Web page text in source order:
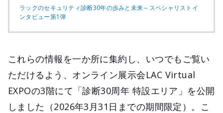
ラックのセキュリティ診断30年の歩みと未来～スペシャリストイ
ンタビュー第1弾
これらの情報を一か所に集約し、いつでもご覧い
ただけるよう、オンライン展示会LAC Virtual
EXPOの3階にて「診断30周年 特設エリア」を公開
しました（2026年3月31日までの期間限定）。こ